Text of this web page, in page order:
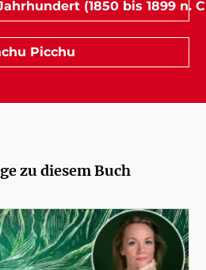
(1850 bis 1899 n.
Picchu
zu diesem Buch